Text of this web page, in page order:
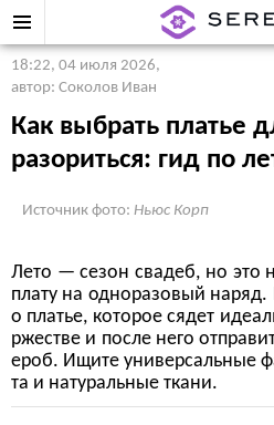
18:22, 04 июля 2026,
автор: Соколов Иван
Как выбрать платье
разориться: гид по
Источник фото: Ньюс Корп
Лето — сезон свадеб, но это
плату на одноразовый
о платье, которое сядет
ржестве и после него
ероб. Ищите универсальные
та и натуральные ткани.